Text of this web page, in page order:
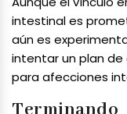
intestinal es
aún es
intentar un plan
para afecciones